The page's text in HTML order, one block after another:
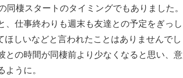
棲スタートのタイミングでもありました。
仕事終わりも週末も友達との予定をぎっし
しいなどと言われたことはありませんでし
の時間が同棲前より少なくなると思い、意
うに。